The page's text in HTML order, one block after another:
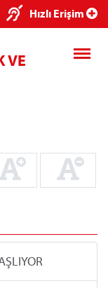
Hızlı Erişim
VE
×
Kredi/Yurt
İşlemleri